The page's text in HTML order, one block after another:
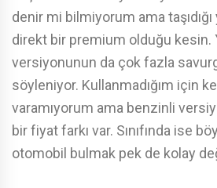
denir mi bilmiyorum ama taşıdığı
direkt bir premium olduğu kesin.
versiyonunun da çok fazla
söyleniyor. Kullanmadığım için
varamıyorum ama benzinli
bir fiyat farkı var. Sınıfında ise
otomobil bulmak pek de kolay